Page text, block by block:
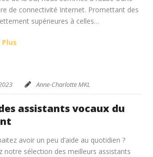
de connectivité Internet. Promettant des
supérieures à celles…
Plus
Anne-Charlotte MKL
assistants vocaux du
avoir un peu d’aide au quotidien ?
notre sélection des meilleurs assistants